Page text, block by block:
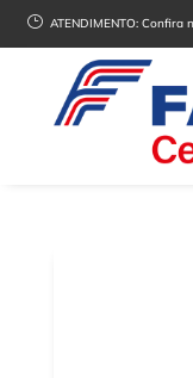
} ATENDIMENTO:Confira